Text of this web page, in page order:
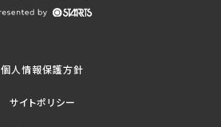
個人情報保護方針
サイトポリシー